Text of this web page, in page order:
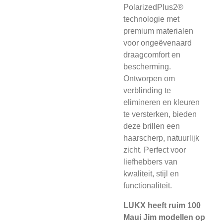
PolarizedPlus2®
technologie met
premium materialen
voor ongeëvenaard
draagcomfort en
bescherming.
Ontworpen om
verblinding te
elimineren en kleuren
te versterken, bieden
deze brillen een
haarscherp, natuurlijk
zicht. Perfect voor
liefhebbers van
kwaliteit, stijl en
functionaliteit.
LUKX heeft ruim 100
Maui Jim modellen op